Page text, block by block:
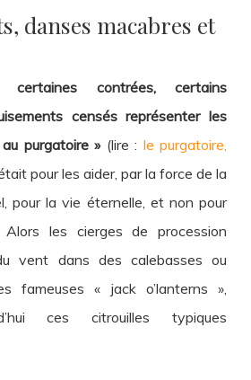
danses macabres et
certaines contrées, certains
censés représenter les
purgatoire »(lire : le purgatoire,
pour les aider, par la force de la
pour la vie éternelle, et non pour
les cierges de procession
vent dans des calebasses ou
fameuses « jack o’lanterns »,
ces citrouilles typiques